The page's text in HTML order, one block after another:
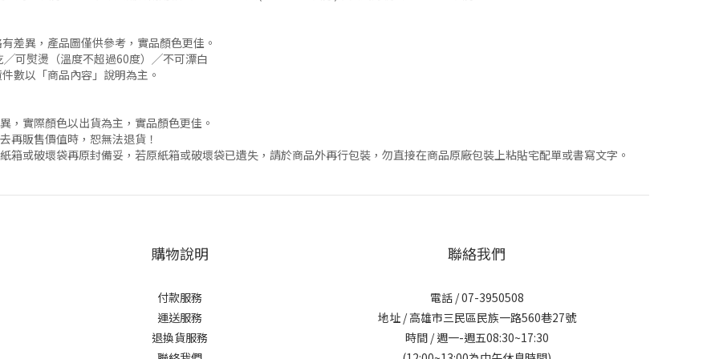
差異，產品圖僅供參考，實品顏色更佳。
可熨燙（溫度不超過60度）╱不可漂白
數以「商品內容」說明為主。
，實際顏色以出貨為主，實品顏色更佳。
再販售價值時，恕無法退貨！
或破壞袋再原封備妥，若原紙箱或破壞袋已遺失，請於商品外再行包裝，勿直接在商品原廠包裝上粘貼宅配單或書寫文字。
購物說明
付款服務
運送服務
退換貨服務
聯絡我們
電話 / 07-3950508
地址 / 高雄市三民區民族一路560巷27號
時間 / 週一-週五08:30~17:30